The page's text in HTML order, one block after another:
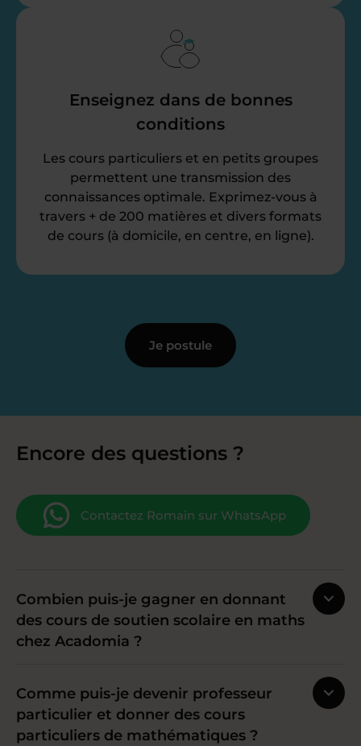
Enseignez dans de bonnes
conditions
Les cours particuliers et en petits groupes
permettent une transmission des
connaissances optimale. Exprimez-vous à
travers + de 200 matières et divers formats
de cours (à domicile, en centre, en ligne).
Je postule
Encore des questions ?
Contactez Romain sur WhatsApp
Combien puis-je gagner en donnant
des cours de soutien scolaire en maths
chez Acadomia ?
Comme puis-je devenir professeur
particulier et donner des cours
particuliers de mathématiques ?